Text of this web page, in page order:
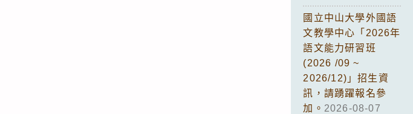
國立中山大學外國語
文教學中心「2026年
語文能力研習班
(2026 /09 ~
2026/12)」招生資
訊，請踴躍報名參
加。 2026-08-07